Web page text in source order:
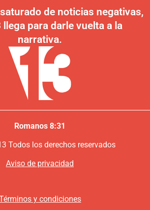
de noticias negativas,
llega para darle vuelta a la
narrativa.
Romanos 8:31
Todos los derechos reservados
Aviso de privacidad
y condiciones